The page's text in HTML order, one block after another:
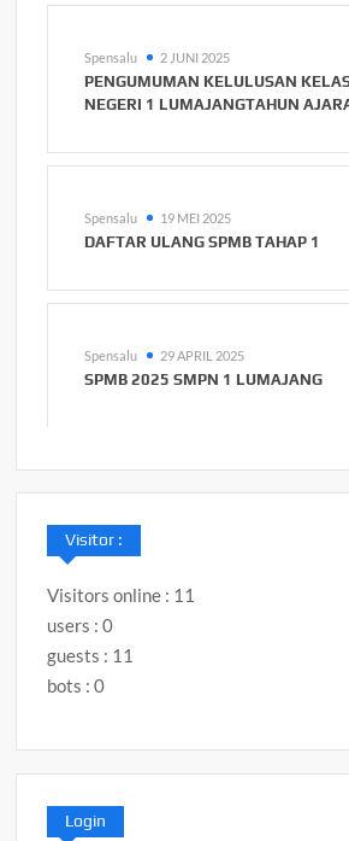
Spensalu 2 JUNI 2025
PENGUMUMAN KELULUSAN
NEGERI 1 LUMAJANGTAHUN
Spensalu 19 MEI 2025
DAFTAR ULANG SPMB TAHAP 1
Spensalu 29 APRIL 2025
SPMB 2025 SMPN 1 LUMAJANG
Visitor :
Visitors online : 11
users : 0
guests : 11
bots : 0
Login